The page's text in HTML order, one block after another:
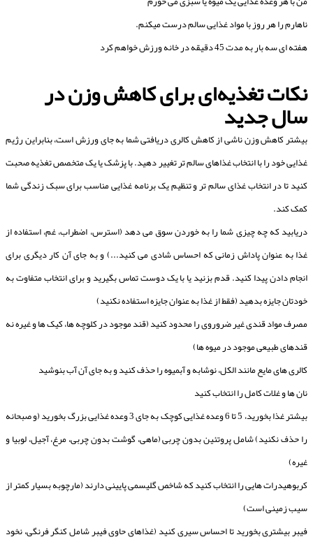
ناهارم را هر روز با مواد غذایی سالم درست میکنم.
هفته ای سه بار به مدت 45 دقیقه در خانه ورزش خواهم کرد
نکات تغذیه‌ای برای کاهش وزن در
سال جدید
بیشتر کاهش وزن ناشی از کاهش کالری دریافتی شما به جای ورزش است، بنابراین رژیم
غذایی خود را با انتخاب غذاهای سالم تر تغییر دهید. با پزشک یا یک متخصص تغذیه صحبت
کنید تا در انتخاب غذای سالم تر و تنظیم یک برنامه غذایی مناسب برای سبک زندگی شما
کمک کند.
دریابید که چه چیزی شما را به خوردن سوق می دهد (استرس، اضطراب، غم، استفاده از
غذا به عنوان پاداش زمانی که احساس شادی می کنید...) و به جای آن کار دیگری برای
انجام دادن پیدا کنید. قدم بزنید یا با یک دوست تماس بگیرید و برای انتخاب متفاوت به
خودتان جایزه بدهید (فقط از غذا به عنوان جایزه استفاده نکنید)
مصرف مواد قندی غیر ضروروی را محدود کنید (قند موجود در کلوچه ها، کیک ها و غیره نه
قندهای طبیعی موجود در میوه ها)
کالری های مایع مانند الکل، نوشابه و آبمیوه را حذف کنید و به جای آن آب بنوشید
نان ها و غلات کامل را انتخاب کنید
بیشتر غذا بخورید، 5 تا 6 وعده غذایی کوچک به جای 3 وعده غذایی بزرگ بخورید (و صبحانه
را حذف نکنید) شامل پروتئین بدون چربی (ماهی، گوشت بدون چربی، مرغ، آجیل، لوبیا و
غیره)
کربوهیدرات هایی را انتخاب کنید که شاخص گلیسمی پایینی دارند (مارچوبه بسیار کمتر از
سیب زمینی است)
فیبر بیشتری بخورید تا احساس سیری کنید (غذاهای حاوی فیبر شامل کنگر فرنگی، نخود